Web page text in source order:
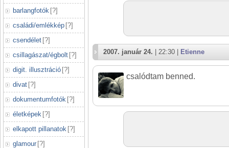
barlangfotók [?]
családi/emlékkép [?]
csendélet [?]
csillagászat/égbolt [?]
digit. illusztráció [?]
divat [?]
dokumentumfotók [?]
életképek [?]
elkapott pillanatok [?]
glamour [?]
2007. január 24. | 22:30 | Etienne
csalódtam benned.